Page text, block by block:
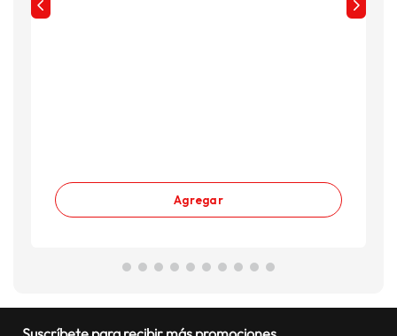
Agregar